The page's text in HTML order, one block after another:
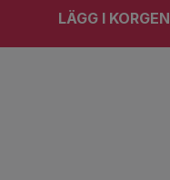
LÄGG I KORGEN